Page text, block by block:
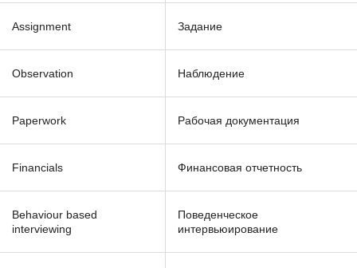
Assignment Задание
Observation Наблюдение
Paperwork Рабочая документация
Financials Финансовая отчетность
Behaviour based
interviewing
Поведенческое
интервьюирование